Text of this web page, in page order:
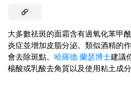
大多數祛斑的面霜含有過氧化苯甲
炎症並增加皮脂分泌。類似酒精的
會去除斑點。 哈羅德·蘭瑟博士建議
楊酸或乳酸去角質以及使用粘土成分